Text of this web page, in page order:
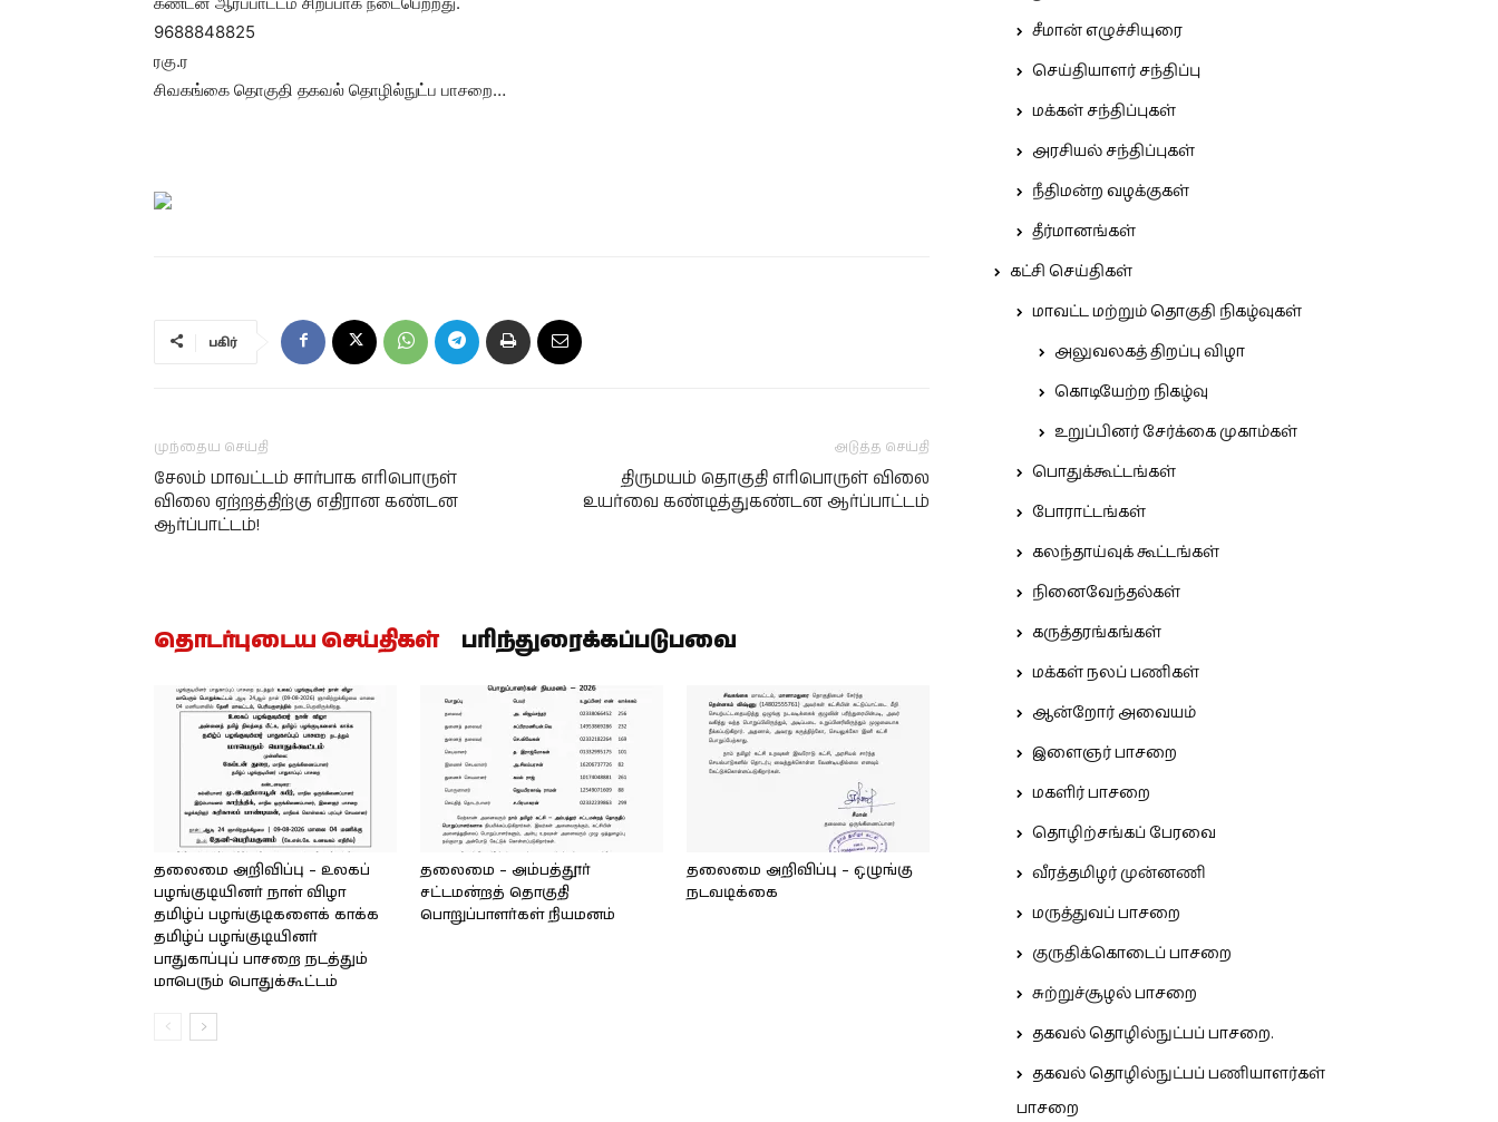
9688848825
ரகு.ர
சிவகங்கை தொகுதி தகவல் தொழில்நுட்ப பாசறை…
பகிர்
முந்தைய செய்தி
சேலம் மாவட்டம் சார்பாக எரிபொருள்
விலை ஏற்றத்திற்கு எதிரான கண்டன
ஆர்ப்பாட்டம்!
அடுத்த செய்தி
திருமயம் தொகுதி எரிபொருள் விலை
உயர்வை கண்டித்துகண்டன ஆர்ப்பாட்டம்
தொடர்புடைய செய்திகள் பரிந்துரைக்கப்படுபவை
தலைமை அறிவிப்பு – உலகப்
பழங்குடியினர் நாள் விழா
தமிழ்ப் பழங்குடிகளைக் காக்க
தமிழ்ப் பழங்குடியினர்
பாதுகாப்புப் பாசறை நடத்தும்
மாபெரும் பொதுக்கூட்டம்
தலைமை – அம்பத்தூர்
சட்டமன்றத் தொகுதி
பொறுப்பாளர்கள் நியமனம்
தலைமை அறிவிப்பு – ஒழுங்கு
நடவடிக்கை
சீமான் எழுச்சியுரை
செய்தியாளர் சந்திப்பு
மக்கள் சந்திப்புகள்
அரசியல் சந்திப்புகள்
நீதிமன்ற வழக்குகள்
தீர்மானங்கள்
கட்சி செய்திகள்
மாவட்ட மற்றும் தொகுதி நிகழ்வுகள்
அலுவலகத் திறப்பு விழா
கொடியேற்ற நிகழ்வு
உறுப்பினர் சேர்க்கை முகாம்கள்
பொதுக்கூட்டங்கள்
போராட்டங்கள்
கலந்தாய்வுக் கூட்டங்கள்
நினைவேந்தல்கள்
கருத்தரங்கங்கள்
மக்கள் நலப் பணிகள்
ஆன்றோர் அவையம்
இளைஞர் பாசறை
மகளிர் பாசறை
தொழிற்சங்கப் பேரவை
வீரத்தமிழர் முன்னணி
மருத்துவப் பாசறை
குருதிக்கொடைப் பாசறை
சுற்றுச்சூழல் பாசறை
தகவல் தொழில்நுட்பப் பாசறை.
தகவல் தொழில்நுட்பப் பணியாளர்கள்
பாசறை